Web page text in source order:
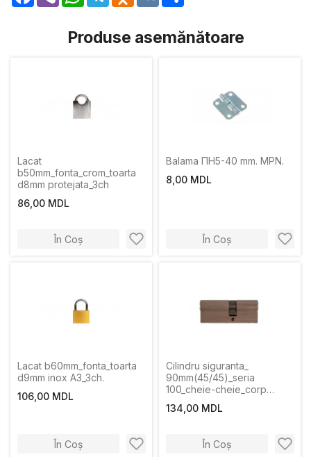
Produse asemănătoare
Lacat
b50mm_fonta_crom_toarta
d8mm protejata_3ch
86,00 MDL
În Coș
Balama ПН5-40 mm. MPN.
8,00 MDL
În Coș
Lacat b60mm_fonta_toarta
d9mm inox A3_3ch.
106,00 MDL
În Coș
Cilindru siguranta_
90mm(45/45)_seria
100_cheie-cheie_corp
chei
134,00 MDL
În Coș